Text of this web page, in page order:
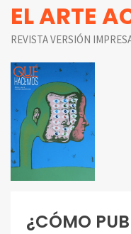
EL ARTE
REVISTA VERSIÓN
¿CÓMO